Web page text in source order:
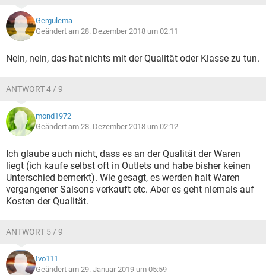
Gergulema
Geändert am 28. Dezember 2018 um 02:11
Nein, nein, das hat nichts mit der Qualität oder Klasse zu tun.
ANTWORT 4 / 9
mond1972
Geändert am 28. Dezember 2018 um 02:12
Ich glaube auch nicht, dass es an der Qualität der Waren
liegt (ich kaufe selbst oft in Outlets und habe bisher keinen
Unterschied bemerkt). Wie gesagt, es werden halt Waren
vergangener Saisons verkauft etc. Aber es geht niemals auf
Kosten der Qualität.
ANTWORT 5 / 9
Ivo111
Geändert am 29. Januar 2019 um 05:59